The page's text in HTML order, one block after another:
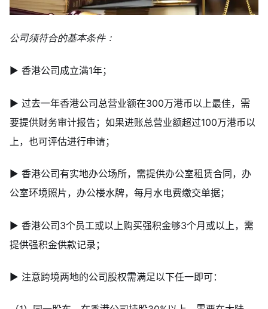
公司须符合的基本条件：
▶ 香港公司成立满1年；
▶ 过去一年香港公司总营业额在300万港币以上最佳，需
要提供财务审计报告；如果进账总营业额超过100万港币以
上，也可评估进行申请；
▶ 香港公司有实地办公场所，需提供办公室租赁合同，办
公室环境照片，办公楼水牌，每月水电费缴交单据；
▶ 香港公司3个员工或以上购买强积金够3个月或以上，需
提供强积金供款记录；
▶ 注意跨境两地的公司股权需满足以下任一即可：